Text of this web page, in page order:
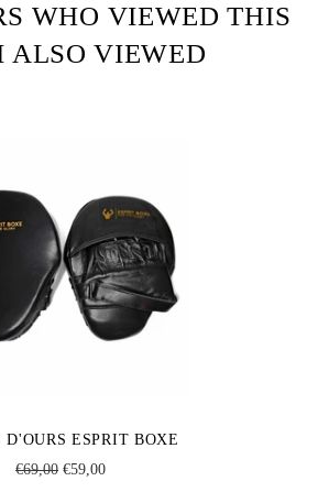
WHO VIEWED THIS
ALSO VIEWED
D'OURS ESPRIT BOXE
Regular
€69,00Sale
€59,00